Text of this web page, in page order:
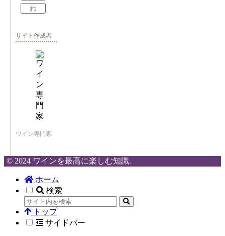
わ
サイト作成者
ワイン専門家
© 2024 ワインを最高に楽しむ知識.
ホーム
検索
トップ
サイドバー